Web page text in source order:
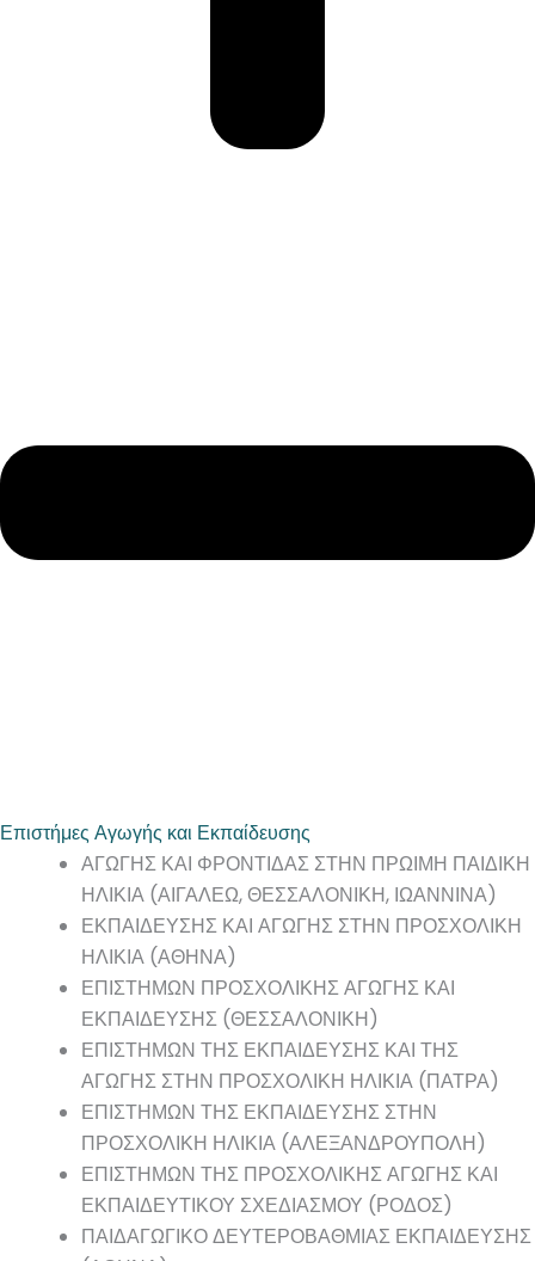
Επιστήμες Αγωγής και Εκπαίδευσης
ΑΓΩΓΗΣ ΚΑΙ ΦΡΟΝΤΙΔΑΣ ΣΤΗΝ ΠΡΩΙΜΗ ΠΑΙΔΙΚΗ
ΗΛΙΚΙΑ (ΑΙΓΑΛΕΩ, ΘΕΣΣΑΛΟΝΙΚΗ, ΙΩΑΝΝΙΝΑ)
ΕΚΠΑΙΔΕΥΣΗΣ ΚΑΙ ΑΓΩΓΗΣ ΣΤΗΝ ΠΡΟΣΧΟΛΙΚΗ
ΗΛΙΚΙΑ (ΑΘΗΝΑ)
ΕΠΙΣΤΗΜΩΝ ΠΡΟΣΧΟΛΙΚΗΣ ΑΓΩΓΗΣ ΚΑΙ
ΕΚΠΑΙΔΕΥΣΗΣ (ΘΕΣΣΑΛΟΝΙΚΗ)
ΕΠΙΣΤΗΜΩΝ ΤΗΣ ΕΚΠΑΙΔΕΥΣΗΣ ΚΑΙ ΤΗΣ
ΑΓΩΓΗΣ ΣΤΗΝ ΠΡΟΣΧΟΛΙΚΗ ΗΛΙΚΙΑ (ΠΑΤΡΑ)
ΕΠΙΣΤΗΜΩΝ ΤΗΣ ΕΚΠΑΙΔΕΥΣΗΣ ΣΤΗΝ
ΠΡΟΣΧΟΛΙΚΗ ΗΛΙΚΙΑ (ΑΛΕΞΑΝΔΡΟΥΠΟΛΗ)
ΕΠΙΣΤΗΜΩΝ ΤΗΣ ΠΡΟΣΧΟΛΙΚΗΣ ΑΓΩΓΗΣ ΚΑΙ
ΕΚΠΑΙΔΕΥΤΙΚΟΥ ΣΧΕΔΙΑΣΜΟΥ (ΡΟΔΟΣ)
ΠΑΙΔΑΓΩΓΙΚΟ ΔΕΥΤΕΡΟΒΑΘΜΙΑΣ ΕΚΠΑΙΔΕΥΣΗΣ